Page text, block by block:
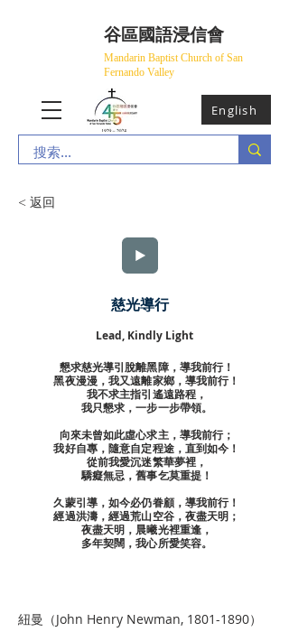
​谷區國語浸信會
Mandarin Baptist Church of San
Fernando Valley
English
< 返回
慈光導行
Lead, Kindly Light
懇求慈光導引脫離黑障，導我前行！
黑夜漫漫，我又遠離家鄉，導我前行！
我不求主指引遙遠路程，
我只懇求，一步一步帶領。
向來未曾如此虛心求主，導我前行；
我好自專，隨意自定程途，直到如今！
從前我愛沉迷繁華夢裡，
驕癡無忌，舊事乞莫重提！
久蒙引導，如今必仍眷顧，導我前行！
經過洪濤，經過荒山空谷，夜盡天明；
夜盡天明，晨曦光裡重逢，
多年契闊，我心所愛笑容。
紐曼（John Henry Newman, 1801-1890）